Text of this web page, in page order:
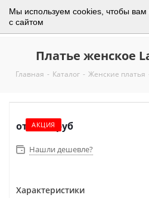
Мы используем cookies, чтобы вам
с сайтом
Платье женское
Главная - Каталог - Женские платья
АКЦИЯ
от 2 950 руб
Нашли дешевле?
Характеристики